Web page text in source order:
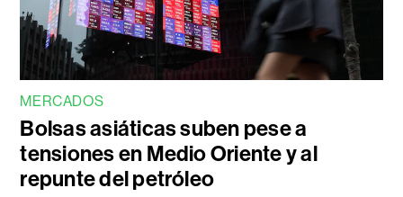
MERCADOS
Bolsas asiáticas suben pese a
tensiones en Medio Oriente y al
repunte del petróleo